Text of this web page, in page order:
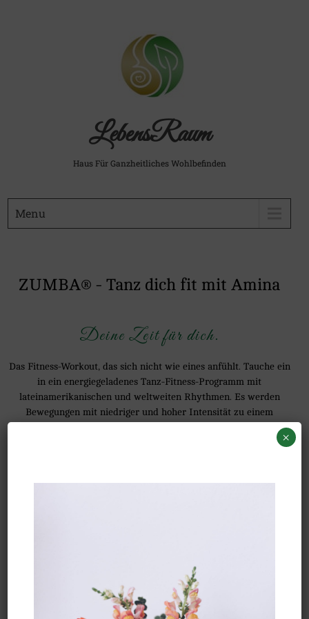
LebensRaum
Haus Für Ganzheitliches Wohlbefinden
Menu
ZUMBA® - Tanz dich fit mit Amina
Deine Zeit für dich.
Das Fitness-Workout, das sich nicht wie eines anfühlt. Tauche ein
in ein energiegeladenes Tanz-Fitness-Programm mit
lateinamerikanischen und weltweiten Rhythmen. Es werden
Bewegungen mit niedriger und hoher Intensität zu einem
kalorienverbrennenden Intervalltraining kombiniert, bei dem
Glücksgefühle und „Step into Happy“ (ein Zumba® Motto).
Es ist für alle!
×